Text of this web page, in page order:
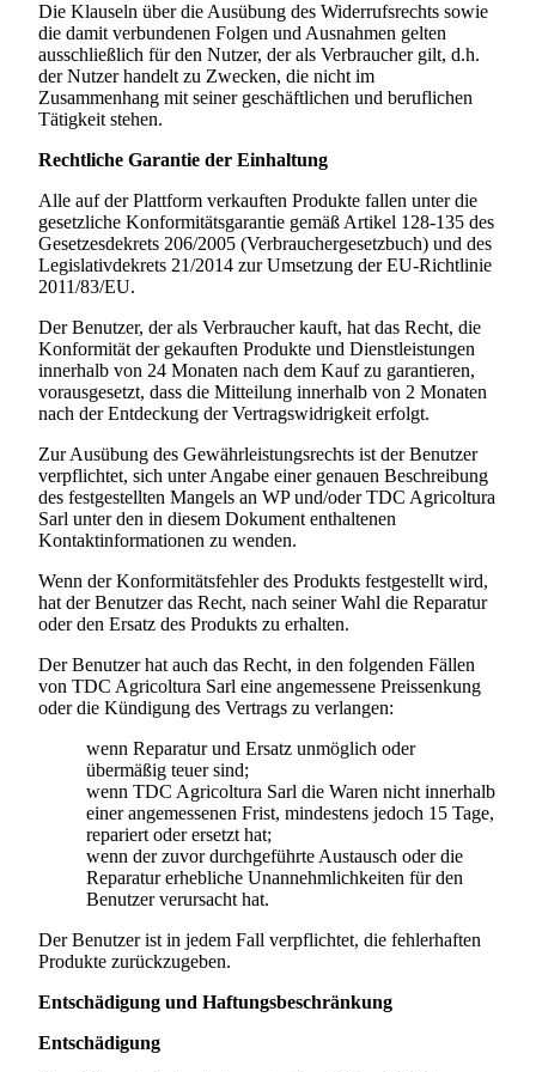
Die Klauseln über die Ausübung des Widerrufsrechts sowie
die damit verbundenen Folgen und Ausnahmen gelten
ausschließlich für den Nutzer, der als Verbraucher gilt, d.h.
der Nutzer handelt zu Zwecken, die nicht im
Zusammenhang mit seiner geschäftlichen und beruflichen
Tätigkeit stehen.
Rechtliche Garantie der Einhaltung
Alle auf der Plattform verkauften Produkte fallen unter die
gesetzliche Konformitätsgarantie gemäß Artikel 128-135 des
Gesetzesdekrets 206/2005 (Verbrauchergesetzbuch) und des
Legislativdekrets 21/2014 zur Umsetzung der EU-Richtlinie
2011/83/EU.
Der Benutzer, der als Verbraucher kauft, hat das Recht, die
Konformität der gekauften Produkte und Dienstleistungen
innerhalb von 24 Monaten nach dem Kauf zu garantieren,
vorausgesetzt, dass die Mitteilung innerhalb von 2 Monaten
nach der Entdeckung der Vertragswidrigkeit erfolgt.
Zur Ausübung des Gewährleistungsrechts ist der Benutzer
verpflichtet, sich unter Angabe einer genauen Beschreibung
des festgestellten Mangels an WP und/oderTDC Agricoltura
Sarl unter den in diesem Dokument enthaltenen
Kontaktinformationen zu wenden.
Wenn der Konformitätsfehler des Produkts festgestellt wird,
hat der Benutzer das Recht, nach seiner Wahl die Reparatur
oder den Ersatz des Produkts zu erhalten.
Der Benutzer hat auch das Recht, in den folgenden Fällen
von TDC Agricoltura Sarl eine angemessene Preissenkung
oder die Kündigung des Vertrags zu verlangen:
wenn Reparatur und Ersatz unmöglich oder
übermäßig teuer sind;
wenn TDC Agricoltura Sarl die Waren nicht innerhalb
einer angemessenen Frist, mindestens jedoch 15 Tage,
repariert oder ersetzt hat;
wenn der zuvor durchgeführte Austausch oder die
Reparatur erhebliche Unannehmlichkeiten für den
Benutzer verursacht hat.
Der Benutzer ist in jedem Fall verpflichtet, die fehlerhaften
Produkte zurückzugeben.
Entschädigung und Haftungsbeschränkung
Entschädigung